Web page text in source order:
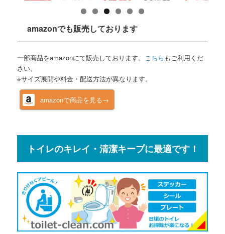
amazonでも販売しております
一部商品をamazonにて販売しております。 こちら もご利用くだ
さい。
※サイズ展開や料金・配送方法が異なります。
amazonで商品を見る→
トイレのキレイ・清潔キープに最適です！